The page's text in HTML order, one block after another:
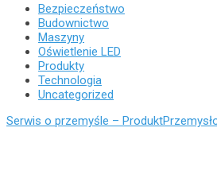
Bezpieczeństwo
Budownictwo
Maszyny
Oświetlenie LED
Produkty
Technologia
Uncategorized
Serwis o przemyśle –